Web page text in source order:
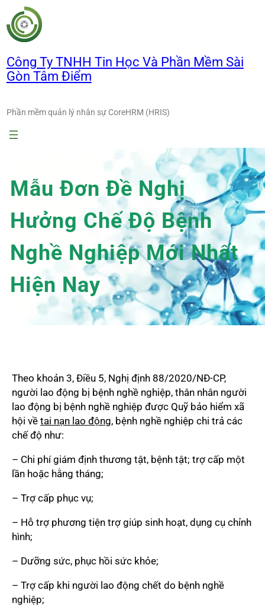
Chuyển
đến
phần
dung
Công Ty TNHH Tin Học Và Phần Mềm Sài
Gòn Tâm Điểm
Phần mềm quản lý nhân sự CoreHRM (HRIS)
Mẫu Đơn Đề Nghị
Hưởng Chế Độ Bệnh
Nghề Nghiệp Mới Nhất
Hiện Nay
Theo khoản 3, Điều 5, Nghị định 88/2020/NĐ-CP,
người lao động bị bệnh nghề nghiệp, thân nhân người
lao động bị bệnh nghề nghiệp được Quỹ bảo hiểm xã
hội về tai nạn lao động, bệnh nghề nghiệp chi trả các
chế độ như:
– Chi phí giám định thương tật, bệnh tật; trợ cấp một
lần hoặc hằng tháng;
– Trợ cấp phục vụ;
– Hỗ trợ phương tiện trợ giúp sinh hoạt, dụng cụ chỉnh
hình;
– Dưỡng sức, phục hồi sức khỏe;
– Trợ cấp khi người lao động chết do bệnh nghề
nghiệp;